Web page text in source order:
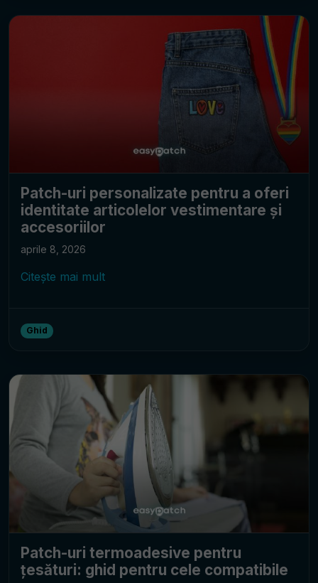
Patch-uri personalizate pentru a oferi
identitate articolelor vestimentare și
accesoriilor
aprile 8, 2026
Citește mai mult
Ghid
Patch-uri termoadesive pentru
țesături: ghid pentru cele compatibile